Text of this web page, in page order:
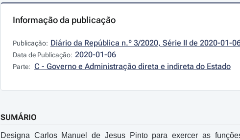
Informação da publicação
Publicação: Diário da República n.º 3/2020, Série II de 2020-01-
Data de Publicação: 2020-01-06
Parte: C - Governo e Administração direta e indireta do Estado
SUMÁRIO
Designa Carlos Manuel de Jesus Pinto para exercer as